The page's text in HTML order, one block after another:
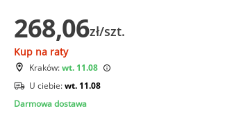
268,06zł/szt.
Kup na raty
Kraków:wt. 11.08
U ciebie:wt. 11.08
Darmowa dostawa